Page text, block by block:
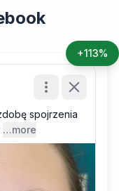
spojrzenia
…more
+113%